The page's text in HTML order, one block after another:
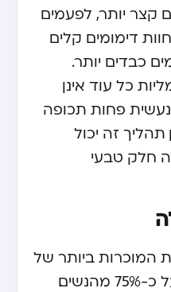
קצר יותר, לפעמים
דימומים קלים
כבדים יותר.
כל עוד אינן
נעשית פחות תכופה
זה יכול
חלק טבעי
המוכרות ביותר של
גיל המעבר, המשפיעות על כ-75% מהנשים.